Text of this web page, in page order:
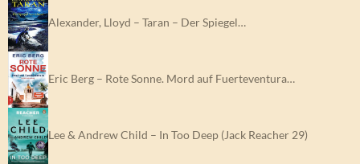
Alexander, Lloyd – Taran – Der Spiegel…
Eric Berg – Rote Sonne. Mord auf Fuerteventura…
Lee & Andrew Child – In Too Deep (Jack Reacher 29)